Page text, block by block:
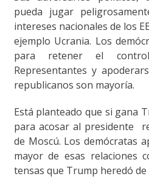
pueda jugar
intereses nacionales de los
ejemplo Ucrania. Los
para retener el
Representantes y
republicanos son mayoría.
Está planteado que si gana
para acosar al presidente
de Moscú. Los demócratas
mayor de esas relaciones
tensas que Trump heredó de